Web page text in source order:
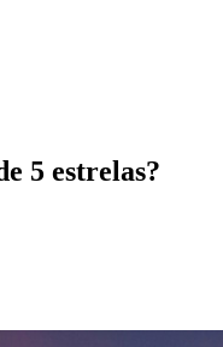
5 estrelas?